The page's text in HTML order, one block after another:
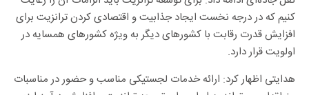
کنیم که در درجه نخست ایجاد جذابیت و اقتصادی کردن ترانزیت برای
افزایش قدرت رقابت با کشورهای دیگر به ویژه کشورهای همسایه در
اولویت قرار دارد.
هدایتی اظهار کرد: ارائه خدمات لجستیکی مناسب و حضور در مناسبات